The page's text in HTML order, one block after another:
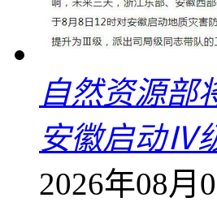
自然资源部
安徽启动Ⅳ
2026年08月